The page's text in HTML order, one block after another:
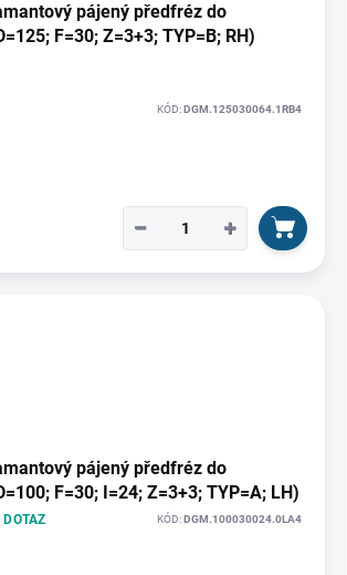
pájený předfréz do
F=30; Z=3+3; TYP=B; RH)
KÓD: DGM.125030064.1RB4
+
−
pájený předfréz do
F=30; I=24; Z=3+3; TYP=A; LH)
KÓD:DGM.100030024.0LA4